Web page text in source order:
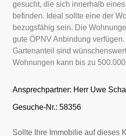
gesucht, die sich innerhalb
befinden. Ideal sollte eine der
bezugsfähig sein. Die
gute ÖPNV Anbindung
Gartenanteil sind
Wohnungen kann bis zu
Ansprechpartner: Herr Uwe
Gesuche-Nr.: 58356
Sollte Ihre Immobilie auf dieses